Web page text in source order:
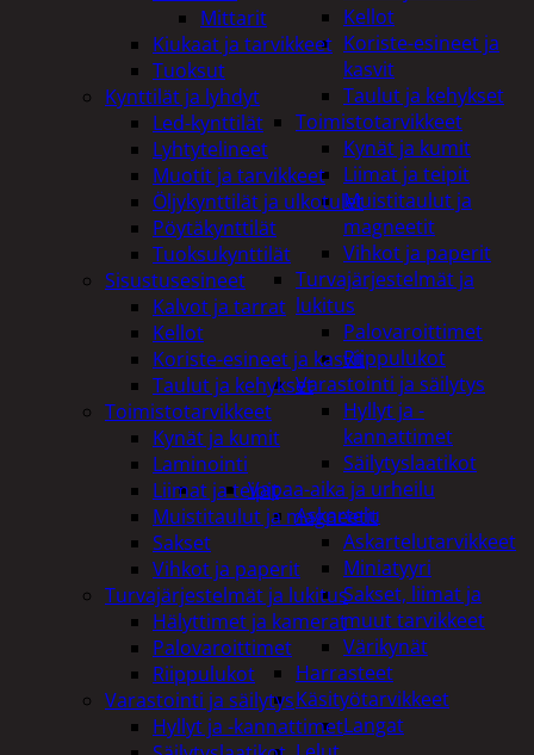
Kellot
Koriste-esineet ja
kasvit
Taulut ja kehykset
Toimistotarvikkeet
Kynät ja kumit
Liimat ja teipit
Muistitaulut ja
magneetit
Vihkot ja paperit
Turvajärjestelmät ja
lukitus
Palovaroittimet
Riippulukot
Varastointi ja säilytys
Hyllyt ja -
kannattimet
Säilytyslaatikot
Vapaa-aika ja urheilu
Askartelu
Askartelutarvikkeet
Miniatyyri
Sakset, liimat ja
muut tarvikkeet
Värikynät
Harrasteet
Käsityötarvikkeet
Langat
Mittarit
Kiukaat ja tarvikkeet
Tuoksut
Kynttilät ja lyhdyt
Led-kynttilät
Lyhtytelineet
Muotit ja tarvikkeet
Öljykynttilät ja ulkotulet
Pöytäkynttilät
Tuoksukynttilät
Sisustusesineet
Kalvot ja tarrat
Kellot
Koriste-esineet ja kasvit
Taulut ja kehykset
Toimistotarvikkeet
Kynät ja kumit
Laminointi
Liimat ja teipit
Muistitaulut ja magneetit
Sakset
Vihkot ja paperit
Turvajärjestelmät ja lukitus
Hälyttimet ja kamerat
Palovaroittimet
Riippulukot
Varastointi ja säilytys
Hyllyt ja -kannattimet